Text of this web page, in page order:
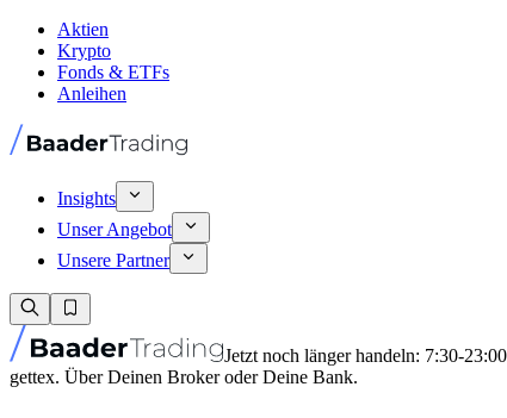
Aktien
Krypto
Fonds & ETFs
Anleihen
Insights
Unser Angebot
Unsere Partner
Jetzt noch länger handeln: 7:30-
gettex. Über Deinen Broker oder Deine Bank.